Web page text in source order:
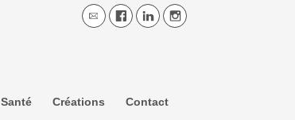
Santé Créations Contact